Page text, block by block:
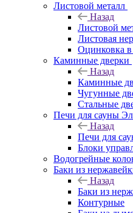
Листовой металл
Назад
Листовой
Листовая
Оцинковка в
Каминные дверки
Назад
Каминные
Чугунные
Стальные
Печи для сауны
Назад
Печи для
Блоки
Водогрейные
Баки из
Назад
Баки из
Контурные